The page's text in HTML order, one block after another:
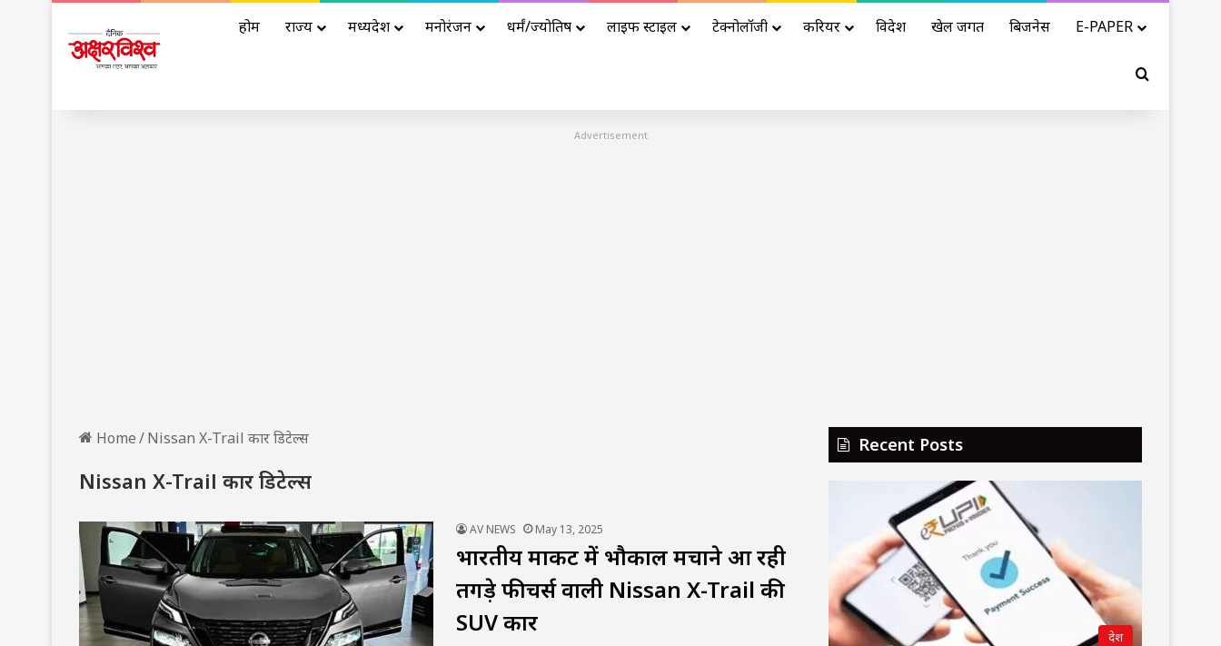
होम राज्य मध्यप्रदेश मनोरंजन धर्मं/ज्योतिष लाइफ स्टाइल टेक्नोलॉजी करियर विदेश खेल जगत बिजनेस E-PAPER
Search for
Advertisement
Home/Nissan X-Trail कार डिटेल्स
Nissan X-Trail कार डिटेल्स
AV NEWS May 13, 2025
भारतीय मार्केट में भौकाल मचाने आ रही
तगड़े फीचर्स वाली Nissan X-Trail की
SUV कार
Recent Posts
देश